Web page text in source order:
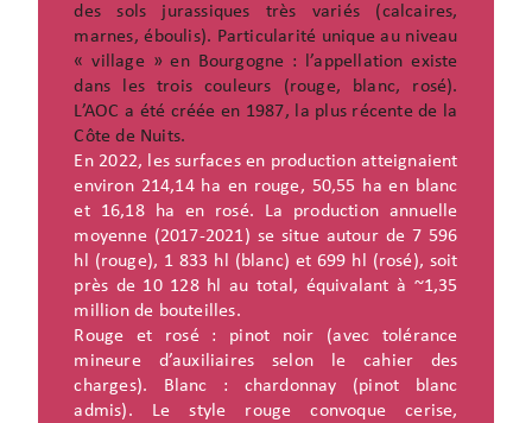
des sols jurassiques très variés (calcaires,
marnes, éboulis). Particularité unique au niveau
« village » en Bourgogne : l’appellation existe
dans les trois couleurs (rouge, blanc, rosé).
L’AOC a été créée en 1987, la plus récente de la
Côte de Nuits.
En 2022, les surfaces en production atteignaient
environ 214,14 ha en rouge, 50,55 ha en blanc
et 16,18 ha en rosé. La production annuelle
moyenne (2017-2021) se situe autour de 7 596
hl (rouge), 1 833 hl (blanc) et 699 hl (rosé), soit
près de 10 128 hl au total, équivalant à ~1,35
million de bouteilles.
Rouge et rosé : pinot noir (avec tolérance
mineure d’auxiliaires selon le cahier des
charges). Blanc : chardonnay (pinot blanc
admis). Le style rouge convoque cerise,